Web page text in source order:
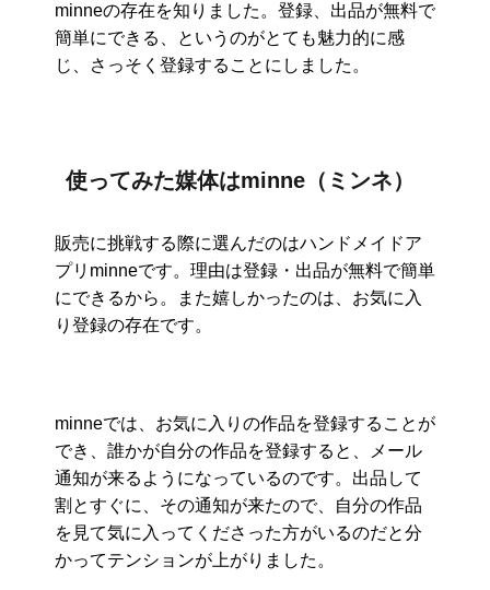
minneの存在を知りました。登録、 出品が無料で
簡単にできる、というのがとても魅力的に感
じ、
さっそく登録することにしました。
使ってみた媒体はminne（ミンネ）
販売に挑戦する際に選んだのはハンドメイドア
プリminneです。理由は登録・ 出品が無料で簡単
にできるから。また嬉しかったのは、 お気に入
り登録の存在です。
minneでは、 お気に入りの作品を登録することが
でき、 誰かが自分の作品を登録すると、
メール
通知が来るようになっているのです。出品して
割とすぐに、その通知が来たので、
自分の作品
を見て気に入ってくださった方がいるのだと分
かってテンションが上がりました。